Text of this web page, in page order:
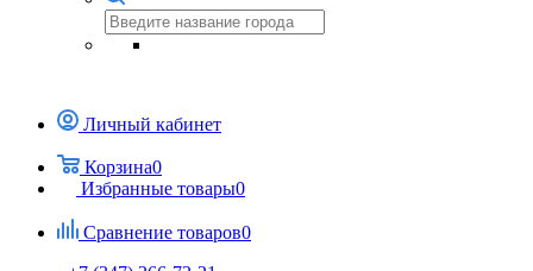
Личный кабинет
Корзина0
Избранные товары0
Сравнение товаров0